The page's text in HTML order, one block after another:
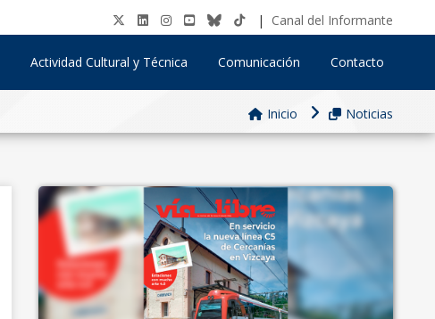
| Canal del Informante
Actividad Cultural y Técnica Comunicación Contacto
Inicio Noticias